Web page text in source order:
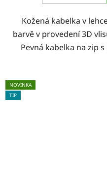
Kožená kabelka v
barvě v provedení 3D
Pevná kabelka na zip
NOVINKA
TIP